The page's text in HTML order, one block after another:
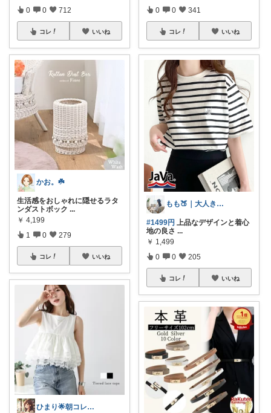
0 0 712
コレ いいね
かお。☘️
生活感をおしゃれに隠せるラタ
ンダストボック ...
￥ 4,199
1 0 279
コレ いいね
ひまり🌟朝コレ💡いつも感謝💓
0 0 341
コレ いいね
もも🍑｜大人きれいめファッション
#1499円 上品なデザインと着心
地の良さ ...
￥ 1,499
0 0 205
コレ いいね